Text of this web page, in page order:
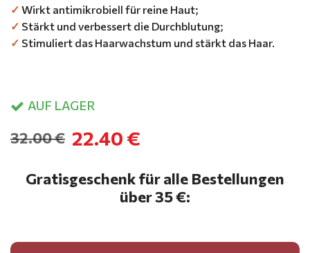
✓ Wirkt antimikrobiell für reine Haut;
✓ Stärkt und verbessert die Durchblutung;
✓ Stimuliert das Haarwachstum und stärkt das Haar.
AUF LAGER
22.40 €
32.00 €
Gratisgeschenk für alle Bestellungen
über 35 €: